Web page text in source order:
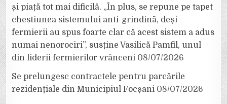
și piață tot mai dificilă. „În plus, se repune pe tapet
chestiunea sistemului anti-grindină, deși
fermierii au spus foarte clar că acest sistem a adus
numai nenorociri”, susține Vasilică Pamfil, unul
din liderii fermierilor vrânceni 08/07/2026
Se prelungesc contractele pentru parcările
rezidențiale din Municipiul Focșani 08/07/2026